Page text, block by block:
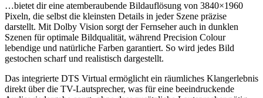
…bietet dir eine atemberaubende Bildauflösung von 3840×1960
Pixeln, die selbst die kleinsten Details in jeder Szene präzise
darstellt. Mit Dolby Vision sorgt der Fernseher auch in dunklen
Szenen für optimale Bildqualität, während Precision Colour
lebendige und natürliche Farben garantiert. So wird jedes Bild
gestochen scharf und realistisch dargestellt.
Das integrierte DTS Virtual ermöglicht ein räumliches Klangerlebnis
direkt über die TV-Lautsprecher, was für eine beeindruckende